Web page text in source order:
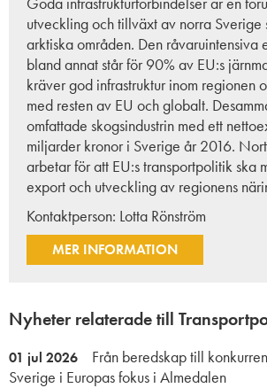
utveckling och tillväxt av norra Sverige
arktiska områden. Den råvaruintensiva
bland annat står för 90% av EU:s
kräver god infrastruktur inom regionen
med resten av EU och globalt.
omfattade skogsindustrin med ett
miljarder kronor i Sverige år 2016.
arbetar för att EU:s transportpolitik ska
export och utveckling av regionens
Kontaktperson: Lotta Rönström
MER INFORMATION
Nyheter relaterade till
01 jul 2026
Från beredskap till
Sverige i Europas fokus i Almedalen